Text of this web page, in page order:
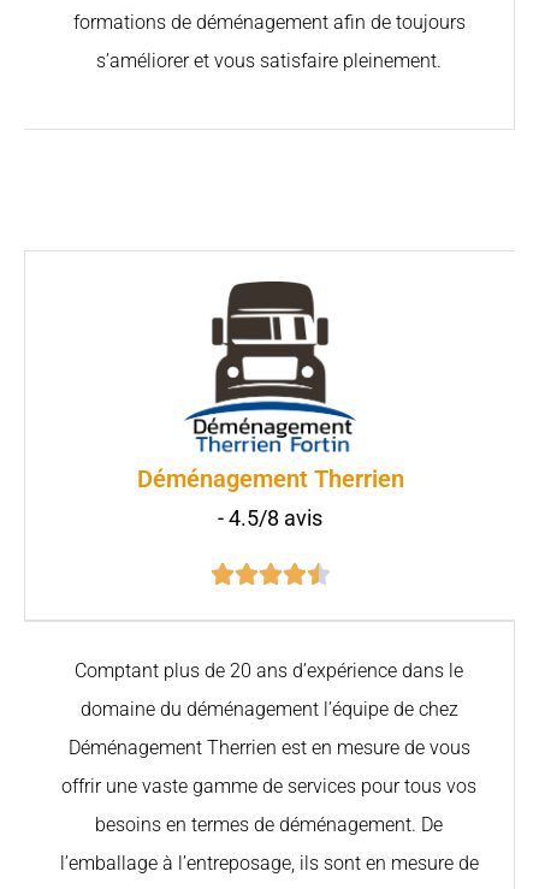
formations de déménagement afin de toujours
s’améliorer et vous satisfaire pleinement.
Déménagement Therrien
- 4.5/8 avis

Comptant plus de 20 ans d’expérience dans le
domaine du déménagement l’équipe de chez
Déménagement Therrien est en mesure de vous
offrir une vaste gamme de services pour tous vos
besoins en termes de déménagement. De
l’emballage à l’entreposage, ils sont en mesure de